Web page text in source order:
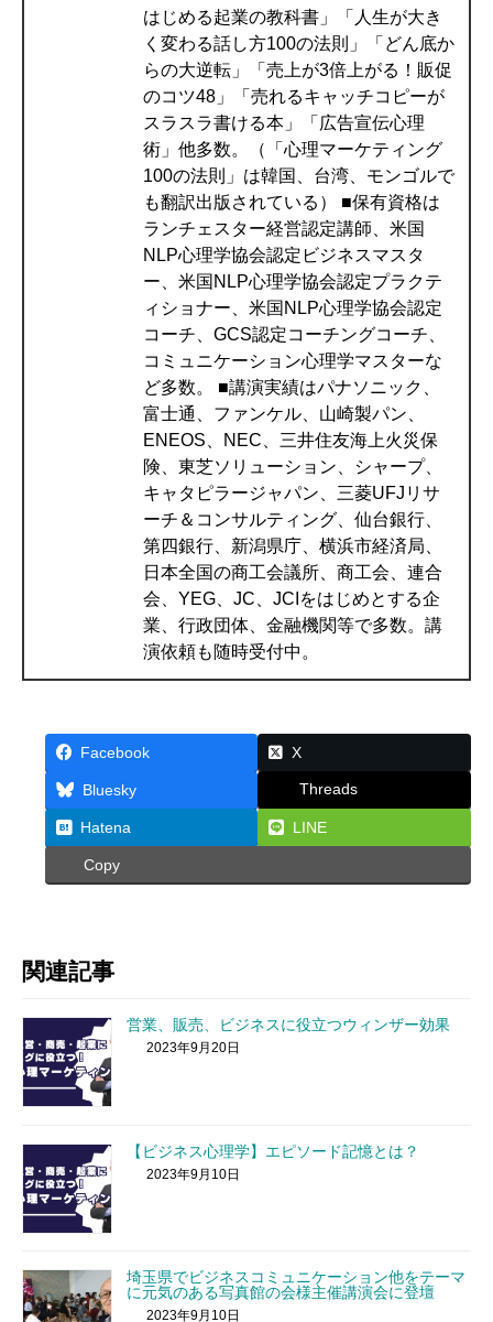
はじめる起業の教科書」「人生が大き
く変わる話し方100の法則」「どん底か
らの大逆転」「売上が3倍上がる！販促
のコツ48」「売れるキャッチコピーが
スラスラ書ける本」「広告宣伝心理
術」他多数。（「心理マーケティング
100の法則」は韓国、台湾、モンゴルで
も翻訳出版されている） ■保有資格は
ランチェスター経営認定講師、米国
NLP心理学協会認定ビジネスマスタ
ー、米国NLP心理学協会認定プラクテ
ィショナー、米国NLP心理学協会認定
コーチ、GCS認定コーチングコーチ、
コミュニケーション心理学マスターな
ど多数。 ■講演実績はパナソニック、
富士通、ファンケル、山崎製パン、
ENEOS、NEC、三井住友海上火災保
険、東芝ソリューション、シャープ、
キャタピラージャパン、三菱UFJリサ
ーチ＆コンサルティング、仙台銀行、
第四銀行、新潟県庁、横浜市経済局、
日本全国の商工会議所、商工会、連合
会、YEG、JC、JCIをはじめとする企
業、行政団体、金融機関等で多数。講
演依頼も随時受付中。
Facebook X
Bluesky Threads
Hatena LINE
Copy
関連記事
営業、販売、ビジネスに役立つウィンザー効果
2023年9月20日
【ビジネス心理学】エピソード記憶とは？
2023年9月10日
埼玉県でビジネスコミュニケーション他をテーマ
に元気のある写真館の会様主催講演会に登壇
2023年9月10日